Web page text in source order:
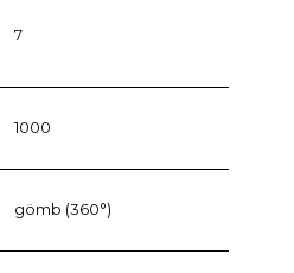
7
1000
gömb (360°)